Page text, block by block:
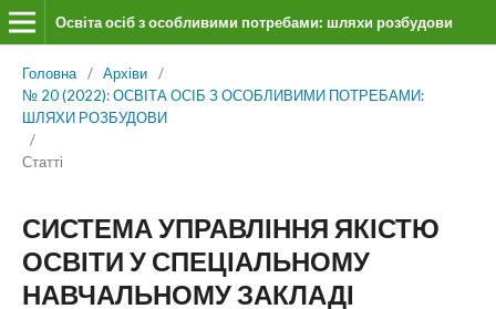
Освіта осіб з особливими потребами: шляхи розбудови
Головна / Архіви
/
№ 20 (2022): ОСВІТА ОСІБ З ОСОБЛИВИМИ ПОТРЕБАМИ:
ШЛЯХИ РОЗБУДОВИ
/
Статті
СИСТЕМА УПРАВЛІННЯ ЯКІСТЮ
ОСВІТИ У СПЕЦІАЛЬНОМУ
НАВЧАЛЬНОМУ ЗАКЛАДІ